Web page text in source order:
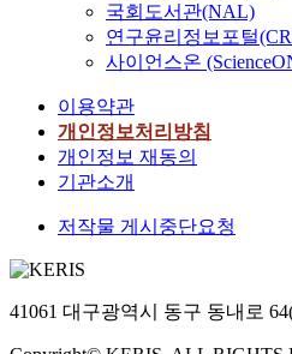
국회도서관(NAL)
연구윤리정보포털
사이언스온
이용약관
개인정보처리방침
개인정보 재동의
기관소개
저작물 게시중단요청
41061 대구광역시 동구 동내로